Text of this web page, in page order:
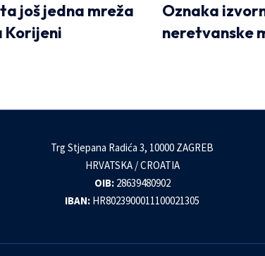
još jedna mreža
Korijeni
Oznaka
neretvanske
Trg Stjepana Radića 3, 10000 ZAGREB
HRVATSKA / CROATIA
OIB:28639480902
IBAN: HR8023900011100021305